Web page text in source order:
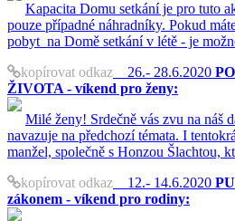
Kapacita Domu setkání je pro tuto
pouze případné náhradníky. Pokud
pobyt na Domě setkání v létě - je
kopírovat odkaz 26.- 28.6.2020
ŽIVOTA - víkend pro ženy:
Milé ženy! Srdečně vás zvu na náš
navazuje na předchozí témata. I
manžel, společně s Honzou Šlachtou,
kopírovat odkaz 12.- 14.6.2020
zákonem - víkend pro rodiny: